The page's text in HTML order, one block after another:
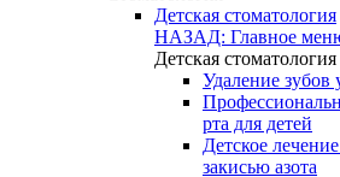
Детская стоматология
НАЗАД: Главное
Детская стоматология
Удаление зубов
рта для детей
Детское
закисью азота